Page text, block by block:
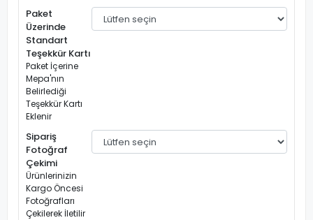
Paket
Üzerinde
Standart
Teşekkür Kartı
Paket İçerine
Mepa'nın
Belirlediği
Teşekkür Kartı
Eklenir
Sipariş
Fotoğraf
Çekimi
Ürünlerinizin
Kargo Öncesi
Fotoğrafları
Çekilerek İletilir